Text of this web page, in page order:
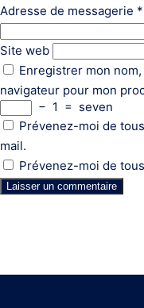
Adresse de messagerie *
Site web
Enregistrer mon
navigateur pour mon
− 1 = seven
Prévenez-moi de
mail.
Prévenez-moi de